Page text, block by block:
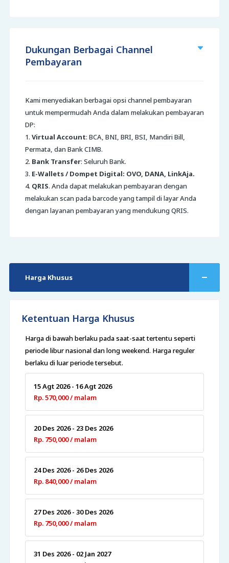
Dukungan Berbagai Channel
Pembayaran
Kami menyediakan berbagai opsi channel pembayaran
untuk mempermudah Anda dalam melakukan pembayaran
DP:
1. Virtual Account: BCA, BNI, BRI, BSI, Mandiri Bill,
Permata, dan Bank CIMB.
2. Bank Transfer: Seluruh Bank.
3. E-Wallets / Dompet Digital: OVO, DANA, LinkAja.
4. QRIS. Anda dapat melakukan pembayaran dengan
melakukan scan pada barcode yang tampil di layar Anda
dengan layanan pembayaran yang mendukung QRIS.
Harga Khusus
Ketentuan Harga Khusus
Harga di bawah berlaku pada saat-saat tertentu seperti
periode libur nasional dan long weekend. Harga reguler
berlaku di luar periode tersebut.
15 Agt 2026 - 16 Agt 2026
Rp. 570,000 / malam
20 Des 2026 - 23 Des 2026
Rp. 750,000 / malam
24 Des 2026 - 26 Des 2026
Rp. 840,000 / malam
27 Des 2026 - 30 Des 2026
Rp. 750,000 / malam
31 Des 2026 - 02 Jan 2027